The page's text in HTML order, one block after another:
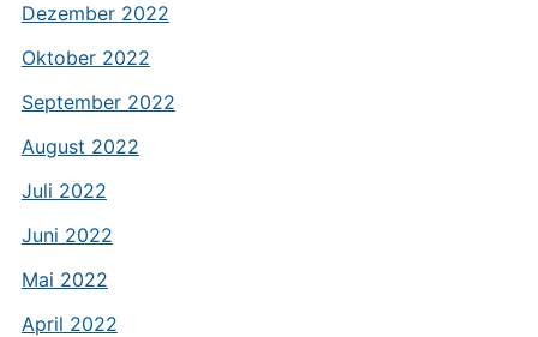
Dezember 2022
Oktober 2022
September 2022
August 2022
Juli 2022
Juni 2022
Mai 2022
April 2022